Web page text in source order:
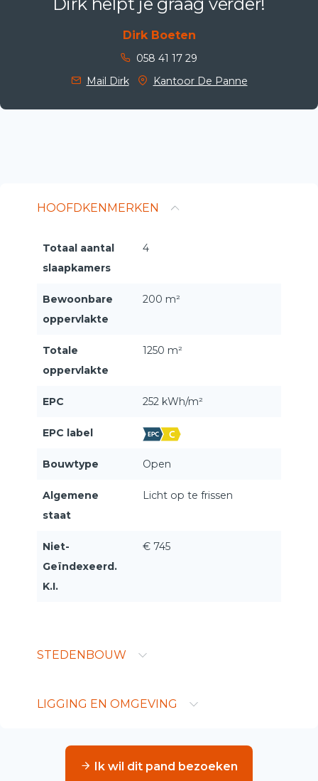
Dirk Boeten
058 41 17 29
Mail Dirk
Kantoor De Panne
HOOFDKENMERKEN
Totaal aantal
slaapkamers
4
Bewoonbare
oppervlakte
200 m²
Totale
oppervlakte
1250 m²
EPC 252 kWh/m²
EPC label
Bouwtype Open
Algemene
staat
Licht op te frissen
Niet-
Geïndexeerd.
K.I.
€ 745
STEDENBOUW
LIGGING EN OMGEVING
Ik wil dit pand bezoeken